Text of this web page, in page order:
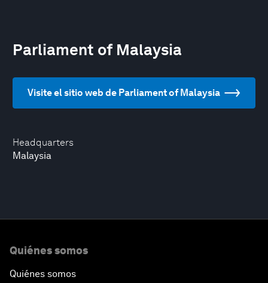
Headquarters
Malaysia
Parliament of Malaysia
Visite el sitio web de Parliament of Malaysia
Quiénes somos
Quiénes somos